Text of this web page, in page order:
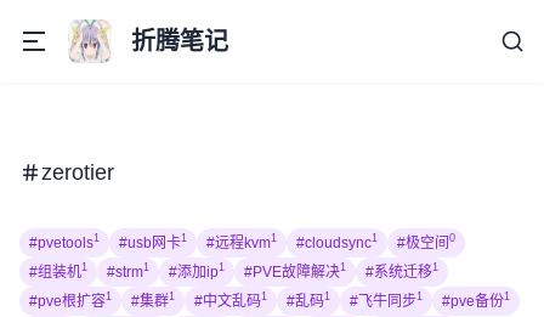
折腾笔记
zerotier
#pvetools1 #usb网卡1 #远程kvm1 #cloudsync1 #极空间 0
#组装机1 #strm1 #添加ip1 #PVE故障解决1 #系统迁移1
#pve根扩容1 #集群1 #中文乱码1 #乱码1 #飞牛同步1 #pve备份1